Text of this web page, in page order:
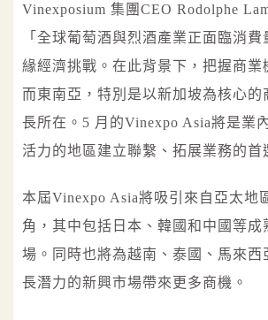
Vinexposium 集團CEO Rodolphe
「全球葡萄酒與烈酒產業正面臨消
緣經濟挑戰。在此背景下，把握商業
而東南亞，特別是以新加坡為核心的
長所在。5 月的Vinexpo Asia將是業
活力的地區建立聯繫、拓展業務的首
本屆Vinexpo Asia將吸引來自亞太地
角，其中包括日本、韓國和中國等成
場。同時也將為越南、泰國、馬來西
長潛力的新興市場帶來更多商機。